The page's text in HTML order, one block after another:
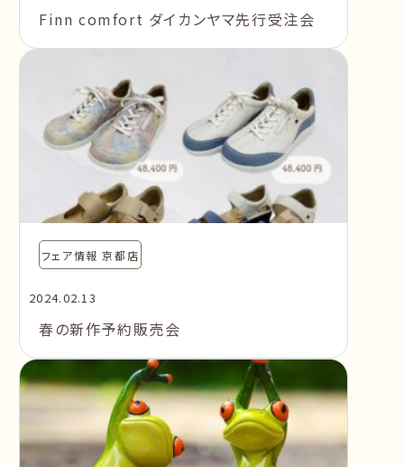
Finn comfort ダイカンヤマ先行受注会
フェア情報 京都店
2024.02.13
春の新作予約販売会